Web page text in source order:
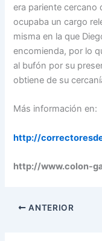
era pariente cercano
ocupaba un cargo
misma en la que
encomienda, por lo
al bufón por su
obtiene de su
Más información en:
http://
http://www.colon-
ANTERIOR